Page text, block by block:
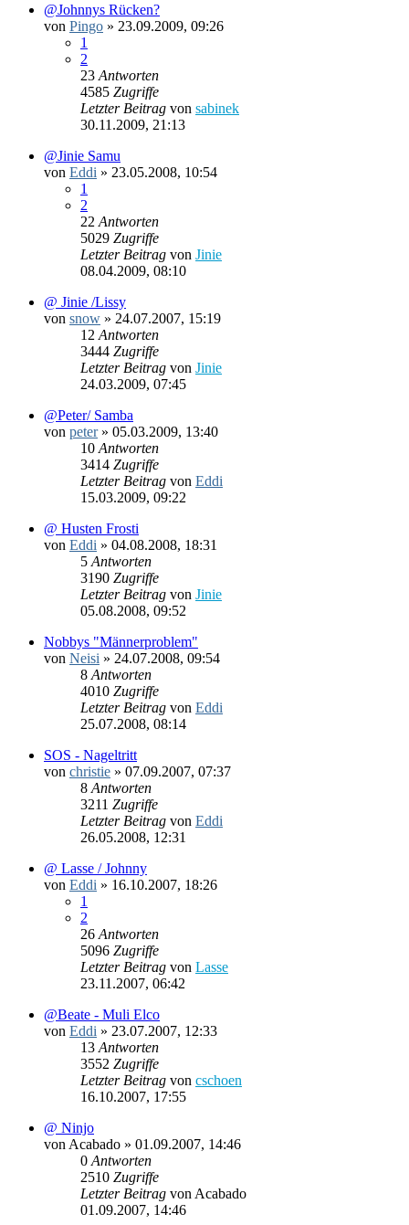
@Johnnys Rücken?
von Pingo » 23.09.2009, 09:26
1
2
23 Antworten
4585 Zugriffe
Letzter Beitrag von sabinek
30.11.2009, 21:13
@Jinie Samu
von Eddi » 23.05.2008, 10:54
1
2
22 Antworten
5029 Zugriffe
Letzter Beitrag von Jinie
08.04.2009, 08:10
@ Jinie /Lissy
von snow » 24.07.2007, 15:19
12 Antworten
3444 Zugriffe
Letzter Beitrag von Jinie
24.03.2009, 07:45
@Peter/ Samba
von peter» 05.03.2009, 13:40
10 Antworten
3414 Zugriffe
Letzter Beitrag von Eddi
15.03.2009, 09:22
@ Husten Frosti
von Eddi » 04.08.2008, 18:31
5 Antworten
3190 Zugriffe
Letzter Beitrag von Jinie
05.08.2008, 09:52
Nobbys "Männerproblem"
von Neisi » 24.07.2008, 09:54
8 Antworten
4010 Zugriffe
Letzter Beitrag von Eddi
25.07.2008, 08:14
SOS - Nageltritt
von christie » 07.09.2007, 07:37
8 Antworten
3211 Zugriffe
Letzter Beitrag von Eddi
26.05.2008, 12:31
@ Lasse / Johnny
von Eddi » 16.10.2007, 18:26
1
2
26 Antworten
5096 Zugriffe
Letzter Beitrag von Lasse
23.11.2007, 06:42
@Beate - Muli Elco
von Eddi » 23.07.2007, 12:33
13 Antworten
3552 Zugriffe
Letzter Beitrag von cschoen
16.10.2007, 17:55
@ Ninjo
von Acabado » 01.09.2007, 14:46
0 Antworten
2510 Zugriffe
Letzter Beitrag von Acabado
01.09.2007, 14:46